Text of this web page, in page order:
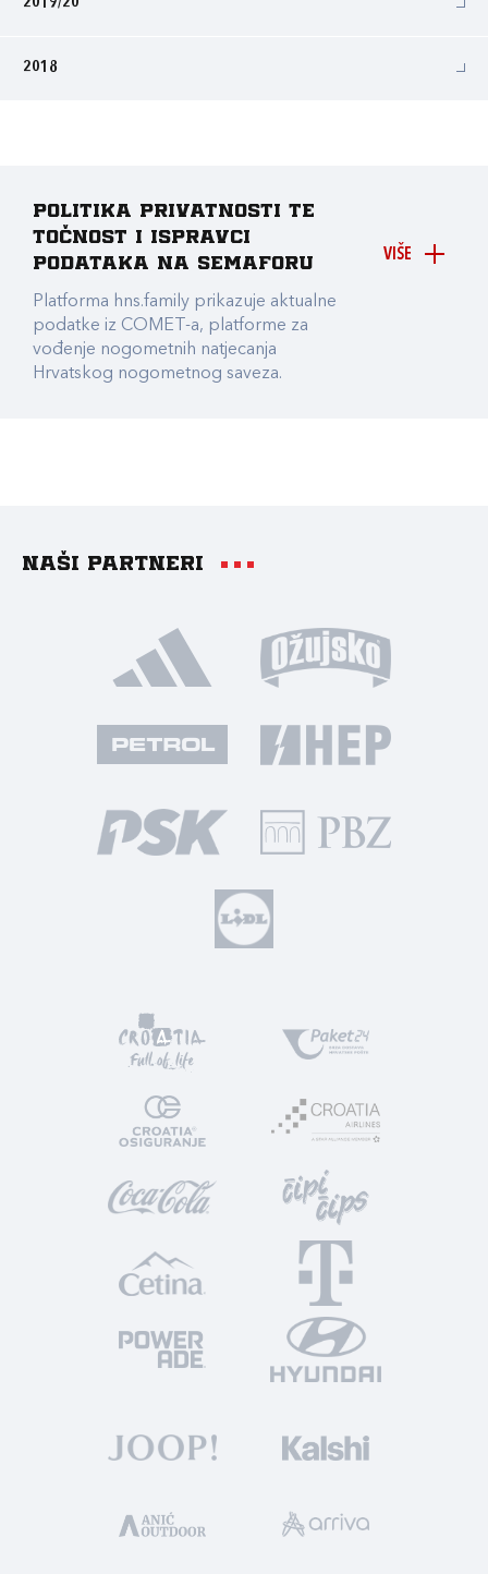
2019/20
2018
VIŠE
Politika privatnosti te
točnost i ispravci
podataka na Semaforu
Platforma hns.family prikazuje aktualne
podatke iz COMET-a, platforme za
vođenje nogometnih natjecanja
Hrvatskog nogometnog saveza.
Naši partneri